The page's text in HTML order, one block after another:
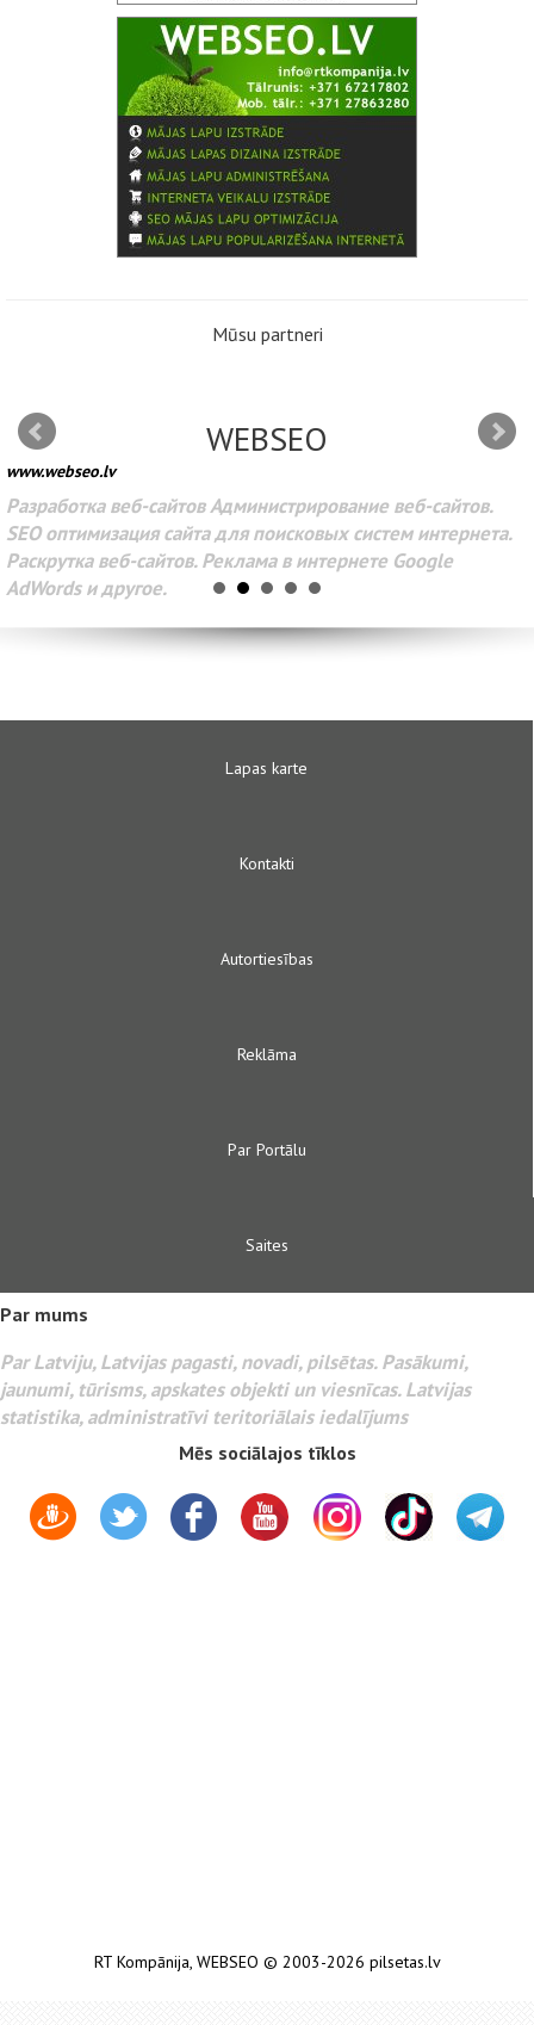
Mūsu partneri
WEBSEO
www.webseo.lv
Разработка веб-сайтов Администрирование веб-сайтов.
SEO оптимизация сайта для поисковых систем интернета.
Раскрутка веб-сайтов. Реклама в интернете Google
AdWords и другое.
Lapas karte
Kontakti
Autortiesības
Reklāma
Par Portālu
Saites
Par mums
Par Latviju, Latvijas pagasti, novadi, pilsētas. Pasākumi,
jaunumi, tūrisms, apskates objekti un viesnīcas. Latvijas
statistika, administratīvi teritoriālais iedalījums
Mēs sociālajos tīklos
RT Kompānija, WEBSEO © 2003-2026 pilsetas.lv